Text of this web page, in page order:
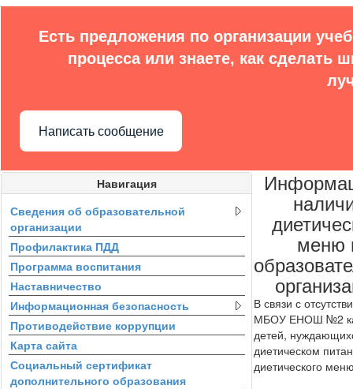
Есть предложения по организации
процесса или знаете, как сделать
Написать сообщение
Навигация
Сведения об образовательной
организации
Профилактика ПДД
Программа воспитания
Наставничество
Информационная безопасность
Противодействие коррупции
Карта сайта
Социальный сертификат
дополнительного образования
меню
В связи с
МБОУ ЕНОШ №2
детей,
диетическом
диетического